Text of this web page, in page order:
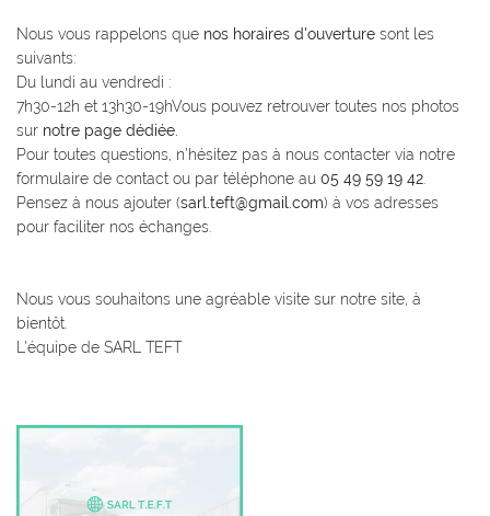
 Adresse email de réception
En cochant cette case, vous consentez à recevoir nos propositions commerciales à
l'adresse email indiqué ci-dessus. Vous pouvez vous désinscrire à tout moment en
le formulaire de désinscription
INSCRIPTION
Nous vous rappelons que nos horaires d'ouverture sont les
suivants:
Du lundi au vendredi :
7h30-12h et 13h30-19hVous pouvez retrouver toutes nos photos
sur notre page dédiée.
Pour toutes questions, n'hésitez pas à nous contacter via notre
formulaire de contact ou par téléphone au 05 49 59 19 42
Pensez à nous ajouter (sarl.teft@gmail.com) à vos adresses
pour faciliter nos échanges.
Nous vous souhaitons une agréable visite sur notre site, à
bientôt.
L'équipe de SARL TEFT